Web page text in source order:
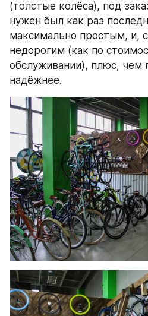
(толстые колёса), под
нужен был как раз
максимально простым, и,
недорогим (как по
обслуживании), плюс, чем
надёжнее.